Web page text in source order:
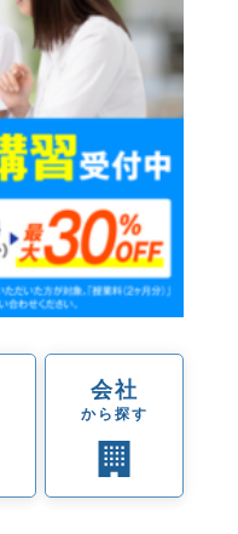
会社
から探す